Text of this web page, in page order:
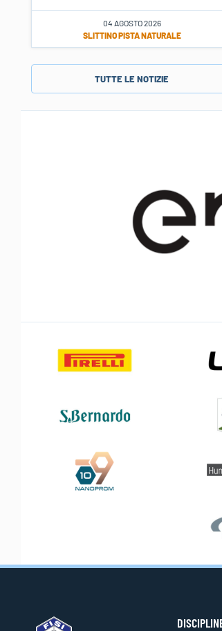
04 AGOSTO 2026
SLITTINO PISTA NATURALE
TUTTE LE NOTIZIE